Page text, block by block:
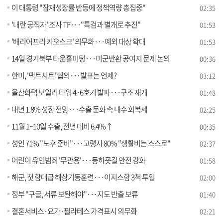
이 대통령 "잠재성장률 반등에 정책역량 총집중" 02:35
'내란 공직자' 조사 TF···"특검과 별개로 추진" 01:53
'배리어프리 키오스크' 의무화···예외 대상 확대 01:53
14일 경기북부 타운홀미팅···미군반환 공여지 문제 논의 00:36
한미, '팩트시트' 협의···발표는 언제? 03:12
울산화력 보일러 타워 4·6호기 발파···구조 재개 01:48
내년 1.8% 성장 전망···수출 둔화 속 내수 회복세 02:25
11월 1~10일 수출, 전년 대비 6.4%↑ 00:35
성인 71% "노후 준비"···고령자 80% "생활비는 스스로" 02:37
어린이 유인범죄 '무관용'···등하굣길 안전 강화 01:58
해군, 첫 함대급 해상기동훈련···이지스함 3척 투입 02:00
정부 "구글, 서류 보완해야"···지도 반출 보류 01:40
결혼서비스·요가·필라테스 가격표시 의무화 02:21